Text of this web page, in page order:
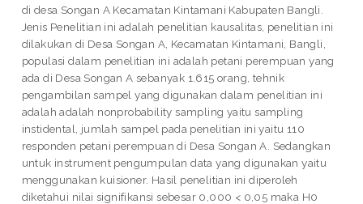
di desa Songan A Kecamatan Kintamani Kabupaten Bangli.
Jenis Penelitian ini adalah penelitian kausalitas, penelitian ini
dilakukan di Desa Songan A, Kecamatan Kintamani, Bangli,
populasi dalam penelitian ini adalah petani perempuan yang
ada di Desa Songan A sebanyak 1.615 orang, tehnik
pengambilan sampel yang digunakan dalam penelitian ini
adalah adalah nonprobability sampling yaitu sampling
instidental, jumlah sampel pada penelitian ini yaitu 110
responden petani perempuan di Desa Songan A. Sedangkan
untuk instrument pengumpulan data yang digunakan yaitu
menggunakan kuisioner. Hasil penelitian ini diperoleh
diketahui nilai signifikansi sebesar 0,000 < 0,05 maka H0